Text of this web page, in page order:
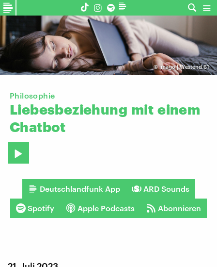
©imago | Westend 61
Philosophie
Liebesbeziehung mit einem
Chatbot
Deutschlandfunk App ARD Sounds
Spotify Apple Podcasts Abonnieren